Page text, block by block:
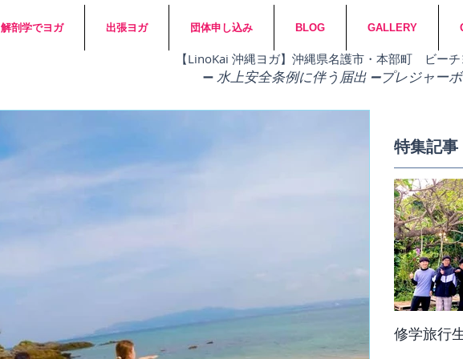
解剖学でヨガ 出張ヨガ 団体申し込み BLOG GALLERY
【LinoKai 沖縄ヨガ】沖縄県名護市・本部町 ビー
➖水上安全条例に伴う届出 ➖プレジャー
特集記事
修学旅行